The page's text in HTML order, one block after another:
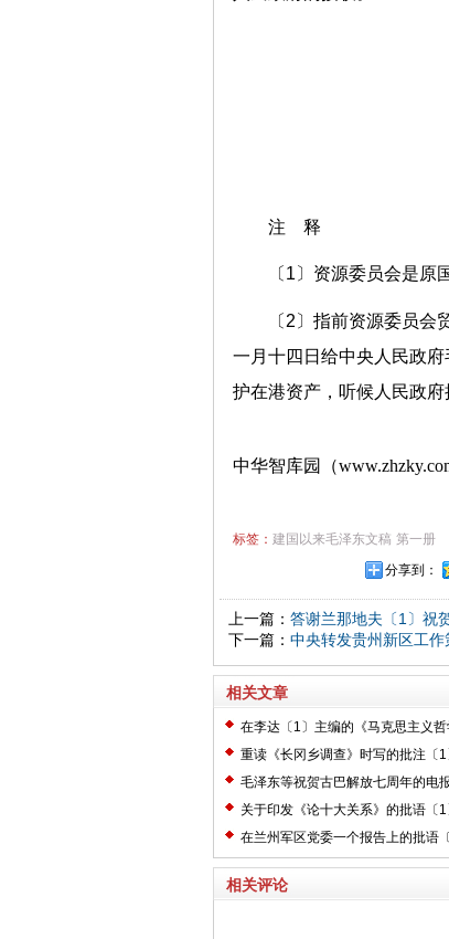
注 释
〔1〕资源委员会是原
〔2〕指前资源委员
一月十四日给中央人民政
护在港资产，听候人民政府
中华智库园（
标签： 建国以来毛泽东文稿 第一册
分享到：
上一篇： 答谢兰那地夫〔1〕祝
下一篇： 中央转发贵州新区工
相关文章
在李达〔1〕主编的《马克思主义
〔2〕
重读《长冈乡调查》时写的批注〔1
毛泽东等祝贺古巴解放七周年的电
关于印发《论十大关系》的批语〔1
在兰州军区党委一个报告上的批语〔
相关评论